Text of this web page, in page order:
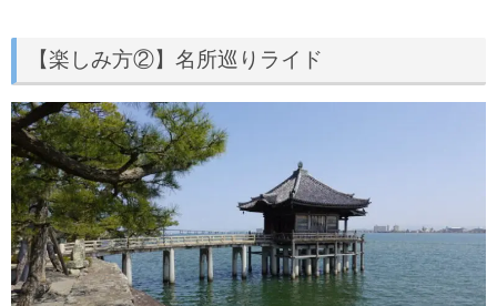
【楽しみ方②】名所巡りライド